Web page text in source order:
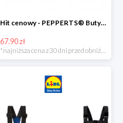
Hit cenowy - PEPPERTS® Buty zimowe chłopięce
67.90 zł
*najniższa cena z 30 dni przed obniżką